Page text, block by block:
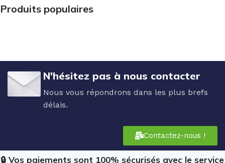
Produits populaires
N'hésitez pas à nous contacter
Nous vous répondrons dans les plus brefs
délais.
Contactez-nous !
🔒 Vos paiements sont 100% sécurisés avec le service